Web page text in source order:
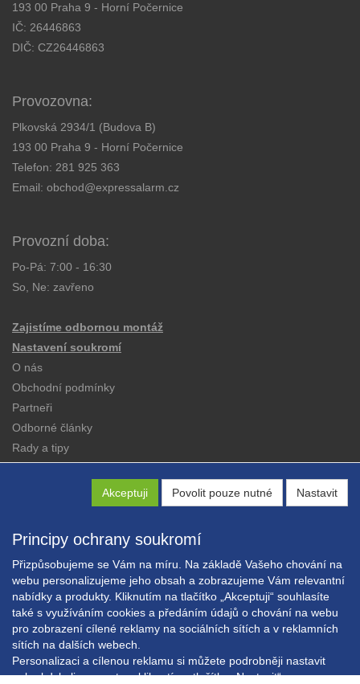
Akceptuji Povolit pouze nutné Nastavit
Principy ochrany soukromí
Přizpůsobujeme se Vám na míru. Na základě Vašeho chování na
webu personalizujeme jeho obsah a zobrazujeme Vám relevantní
nabídky a produkty. Kliknutím na tlačítko „Akceptuji“ souhlasíte
také s využíváním cookies a předáním údajů o chování na webu
pro zobrazení cílené reklamy na sociálních sítích a v reklamních
sítích na dalších webech.
Personalizaci a cílenou reklamu si můžete podrobněji nastavit
nebo kdykoli vypnout po kliknutí na tlačítko „Nastavit“.
193 00 Praha 9 - Horní Počernice
IČ: 26446863
DIČ: CZ26446863
Provozovna:
Plkovská 2934/1 (Budova B)
193 00 Praha 9 - Horní Počernice
Telefon: 281 925 363
Email: obchod@expressalarm.cz
Provozní doba:
Po-Pá: 7:00 - 16:30
So, Ne: zavřeno
Zajistíme odbornou montáž
Nastavení soukromí
O nás
Obchodní podmínky
Partneři
Odborné články
Rady a tipy
Copyright © EXPRESS ALARM Czech s.r.o.
Powered byABRA E-shop